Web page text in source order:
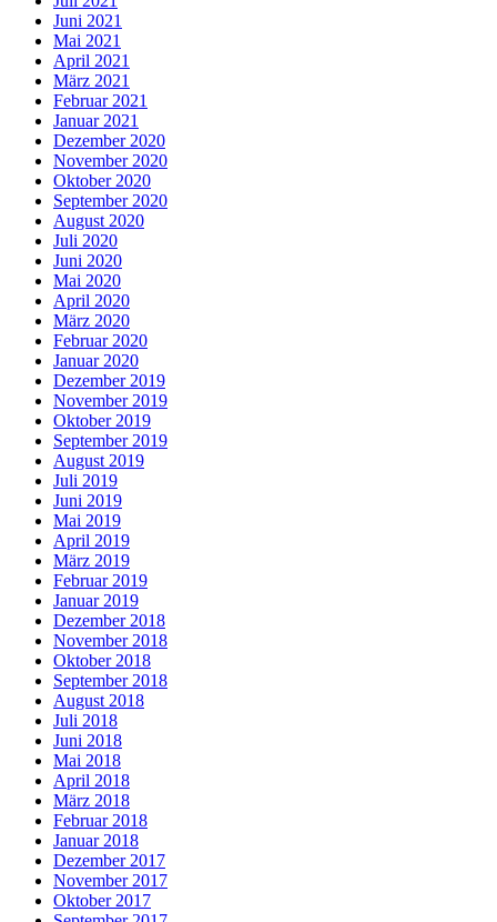
Juni 2021
Mai 2021
April 2021
März 2021
Februar 2021
Januar 2021
Dezember 2020
November 2020
Oktober 2020
September 2020
August 2020
Juli 2020
Juni 2020
Mai 2020
April 2020
März 2020
Februar 2020
Januar 2020
Dezember 2019
November 2019
Oktober 2019
September 2019
August 2019
Juli 2019
Juni 2019
Mai 2019
April 2019
März 2019
Februar 2019
Januar 2019
Dezember 2018
November 2018
Oktober 2018
September 2018
August 2018
Juli 2018
Juni 2018
Mai 2018
April 2018
März 2018
Februar 2018
Januar 2018
Dezember 2017
November 2017
Oktober 2017